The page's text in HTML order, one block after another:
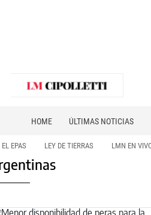
HOME ÚLTIMAS NOTICIAS
EPAS LEY DE TIERRAS LMN EN